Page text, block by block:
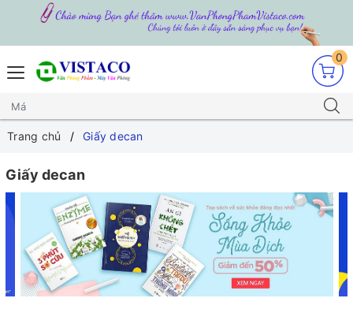
0
Trang chủ Giấy decan
Giấy decan